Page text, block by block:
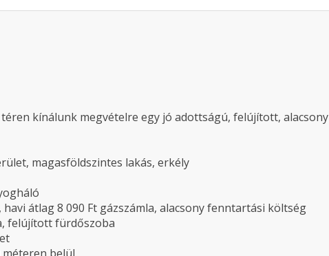
téren kínálunk megvételre egy jó adottságú, felújított, alacsony
magasföldszintes lakás, erkély
átlag 8 090 Ft gázszámla, alacsony fenntartási költség
felújított fürdőszoba